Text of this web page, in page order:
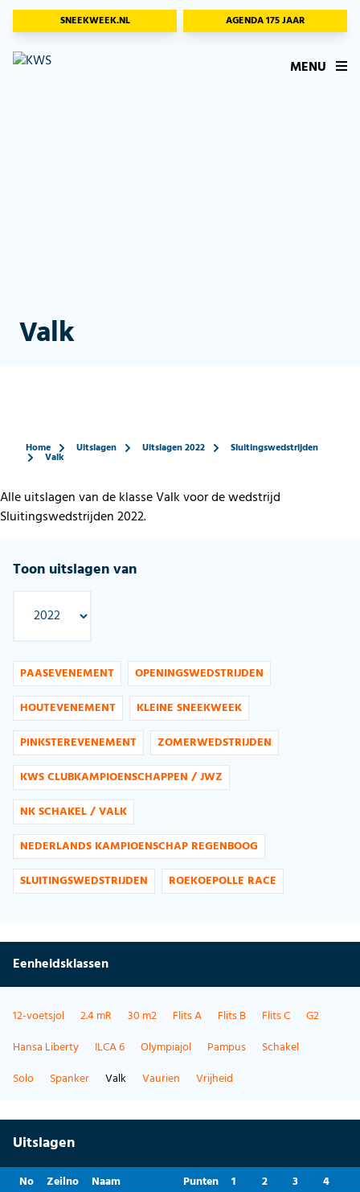
SNEEKWEEK.NL AGENDA 175 JAAR
MENU
Valk
Home Uitslagen Uitslagen 2022 Sluitingswedstrijden
Valk
Alle uitslagen van de klasse Valk voor de wedstrijd
Sluitingswedstrijden 2022.
Toon uitslagen van
PAASEVENEMENT
OPENINGSWEDSTRIJDEN
HOUTEVENEMENT
KLEINE SNEEKWEEK
PINKSTEREVENEMENT
ZOMERWEDSTRIJDEN
KWS CLUBKAMPIOENSCHAPPEN / JWZ
NK SCHAKEL / VALK
NEDERLANDS KAMPIOENSCHAP REGENBOOG
SLUITINGSWEDSTRIJDEN
ROEKOEPOLLE RACE
Eenheidsklassen
12-voetsjol 2.4 mR 30 m2 Flits A Flits B Flits C
G2
Hansa Liberty
ILCA 6 Olympiajol Pampus
Schakel
Solo
Spanker Valk Vaurien Vrijheid
Uitslagen
No Zeilno Naam Punten 1 2 3 4